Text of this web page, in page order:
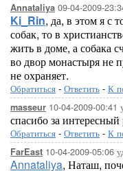
Annataliya 09-04-2009-
Ki_Rin, да, в этом я с
собак, то в
жить в доме, а собака
во двор монастыря не
не охраняет.
Обратиться - Ответить - К
masseur 10-04-2009-00:41
спасибо за интересный
Обратиться - Ответить - К
FarEast 10-04-2009-05:06
Annataliya, Наташ,